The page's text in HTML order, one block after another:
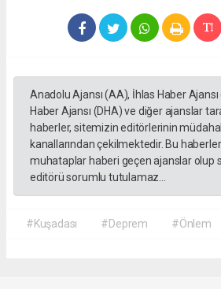
Anadolu Ajansı (AA), İhlas Haber
Haber Ajansı (DHA) ve diğer ajanslar
haberler, sitemizin editörlerinin
kanallarından çekilmektedir. Bu
muhataplar haberi geçen ajanslar olup
editörü sorumlu tutulamaz...
#Kuşadası #Deprem #Önlem